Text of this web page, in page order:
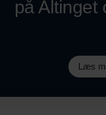
på Altinget
Læs